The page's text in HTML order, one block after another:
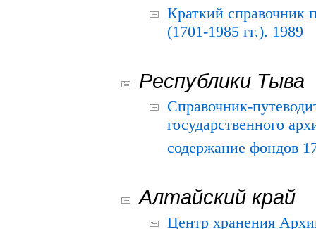
Краткий
(1701-1985 гг.). 1989
Республики Тыва
Справочник-
государственного
содержание фондов
Алтайский край
Центр хранения